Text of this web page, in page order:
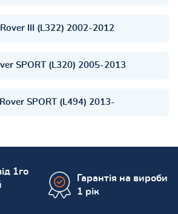
III (L322) 2002-2012
SPORT (L320) 2005-2013
SPORT (L494) 2013-
1го
Гарантія на вироби
1 рік